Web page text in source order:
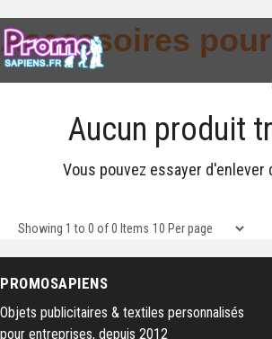
Accessoires
Aucun produit
Vous pouvez essayer d'enlever
Showing 1 to 0 of0 Items Items per page
PROMOSAPIENS
Objets publicitaires & textiles personnalisés
pour entreprises, depuis 2012